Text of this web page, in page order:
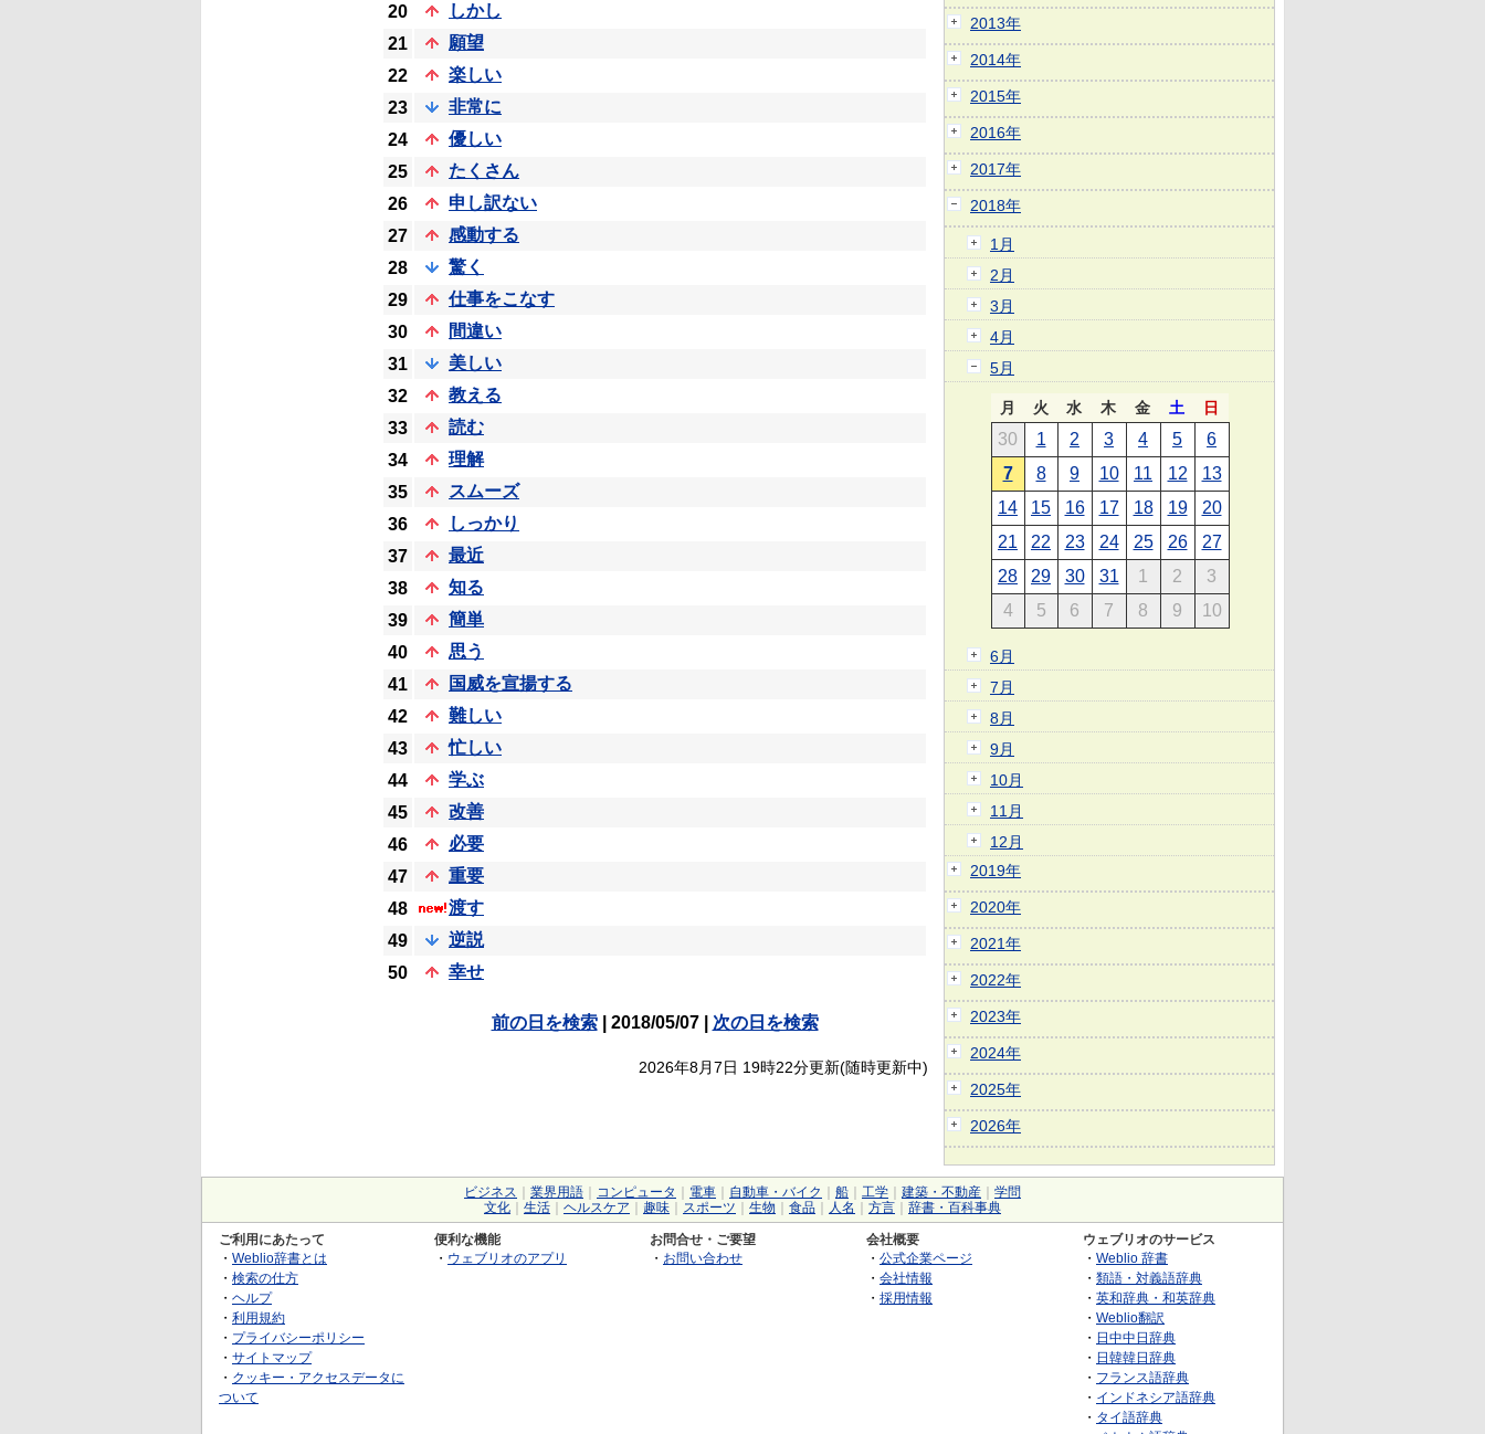
20
しかし
21
願望
22
楽しい
23
非常に
24
優しい
25
たくさん
26
申し訳ない
27
感動する
28
驚く
29
仕事をこなす
30
間違い
31
美しい
32
教える
33
読む
34
理解
35
スムーズ
36
しっかり
37
最近
38
知る
39
簡単
40
思う
41
国威を宣揚する
42
難しい
43
忙しい
44
学ぶ
45
改善
46
必要
47
重要
48
渡す
49
逆説
50
幸せ
前の日を検索| 2018/05/07 | 次の日を検索
2026年8月7日 19時22分更新(随時更新中)
2013年
2014年
2015年
2016年
2017年
2018年
1月
2月
3月
4月
5月
月 火 水 木 金 土 日
30 1 2 3 4 5
6
7
8 9 10 11 12
13
14
15 16 17 18 19
20
21
22 23 24 25 26
27
28
29 30 31 1 2
3
4
5 6 7 8 9 10
6月
7月
8月
9月
10月
11月
12月
2019年
2020年
2021年
2022年
2023年
2024年
2025年
2026年
ビジネス 業界用語 コンピュータ 電車 自動車・バイク 船 工学 建築・不動産
学問
文化
生活 ヘルスケア 趣味 スポーツ 生物 食品 人名 方言 辞書・百科事典
ご利用にあたって
・ Weblio辞書とは
・ 検索の仕方
・ ヘルプ
・ 利用規約
・ プライバシーポリシー
・ サイトマップ
・ クッキー・アクセスデータに
ついて
便利な機能
・ ウェブリオのアプリ
お問合せ・ご要望
・ お問い合わせ
会社概要
・ 公式企業ページ
・ 会社情報
・ 採用情報
ウェブリオのサービス
・ Weblio 辞書
・ 類語・対義語辞典
・ 英和辞典・和英辞典
・ Weblio翻訳
・ 日中中日辞典
・ 日韓韓日辞典
・ フランス語辞典
・ インドネシア語辞典
・ タイ語辞典